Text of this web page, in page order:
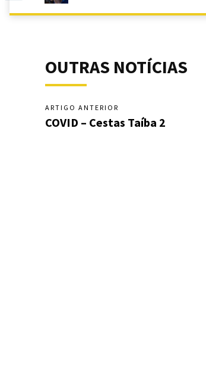
OUTRAS NOTÍCIAS
ARTIGO ANTERIOR
COVID – Cestas Taíba 2